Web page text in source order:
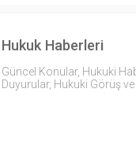
Hukuk Haberleri
Güncel Konular, Hukuki
Duyurular, Hukuki Görüş